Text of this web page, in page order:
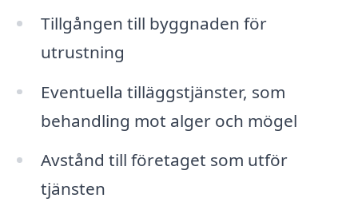
Tillgången till byggnaden för
utrustning
Eventuella tilläggstjänster, som
behandling mot alger och mögel
Avstånd till företaget som utför
tjänsten